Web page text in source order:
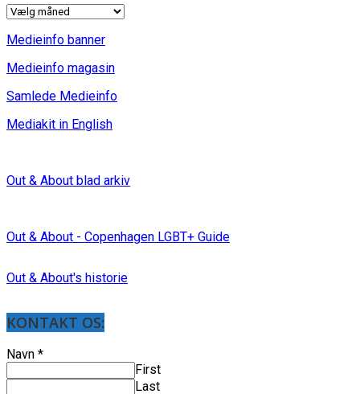
INDLÆG
Medieinfo banner
Medieinfo magasin
Samlede Medieinfo
Mediakit in English
Out & About blad arkiv
Out & About - Copenhagen LGBT+ Guide
Out & About's historie
KONTAKT OS:
Navn *
First
Last